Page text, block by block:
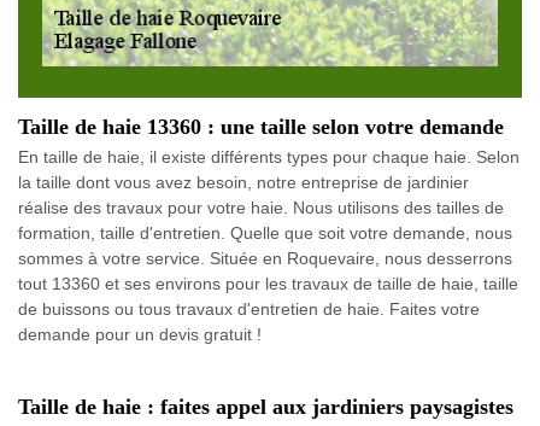
Taille de haie 13360 : une taille selon votre demande
En taille de haie, il existe différents types pour chaque haie. Selon
la taille dont vous avez besoin, notre entreprise de jardinier
réalise des travaux pour votre haie. Nous utilisons des tailles de
formation, taille d'entretien. Quelle que soit votre demande, nous
sommes à votre service. Située en Roquevaire, nous desserrons
tout 13360 et ses environs pour les travaux de taille de haie, taille
de buissons ou tous travaux d'entretien de haie. Faites votre
demande pour un devis gratuit !
Taille de haie : faites appel aux jardiniers paysagistes